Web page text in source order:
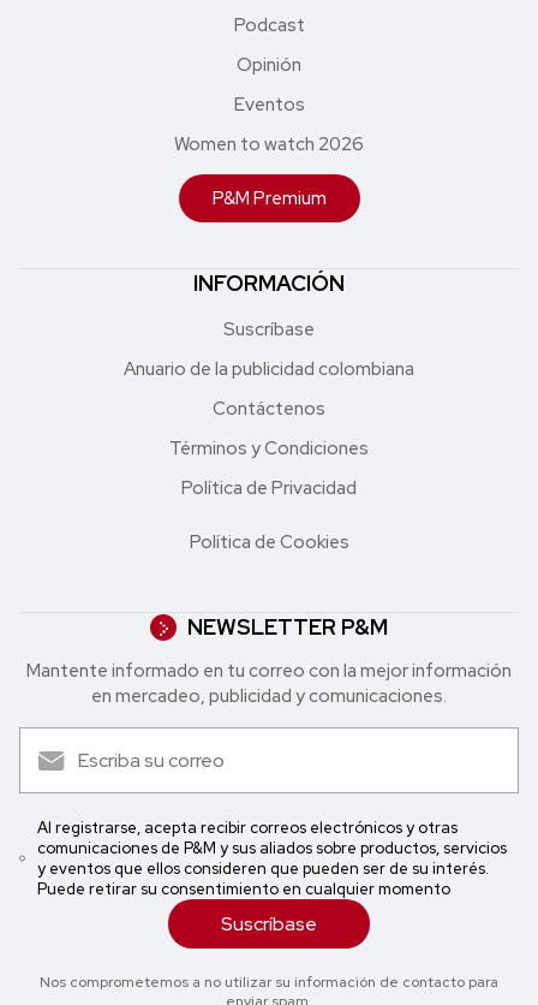
Podcast
Opinión
Eventos
Women to watch 2026
P&M Premium
INFORMACIÓN
Suscríbase
Anuario de la publicidad colombiana
Contáctenos
Términos y Condiciones
Política de Privacidad
Política de Cookies
NEWSLETTER P&M
Mantente informado en tu correo con la mejor in formación
en mercadeo, publicidad y comunicaciones.
Al registrarse, acepta recibir correos electrónicos y otras
comunicaciones de P&M y sus aliados sobre productos, servicios
y eventos que ellos consideren que pueden ser de su interés.
Puede retirar su consentimiento en cualquier momento
Suscríbase
Nos comprometemos a no utilizar su información de contacto para